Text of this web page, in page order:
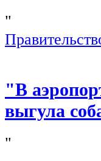
"
"В
выгула
"